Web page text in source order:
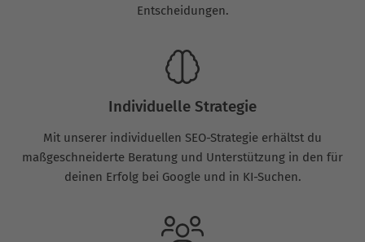
Entscheidungen.
Individuelle Strategie
Mit unserer individuellen SEO-Strategie erhältst du
maßgeschneiderte Beratung und Unterstützung in den für
deinen Erfolg bei Google und in KI-Suchen.